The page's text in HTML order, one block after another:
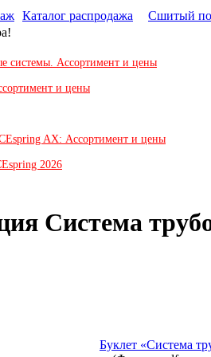
Каталог распродажа Сшитый
системы. Ассортимент и цены
и цены
AX: Ассортимент и цены
2026
Система
Буклет «Система